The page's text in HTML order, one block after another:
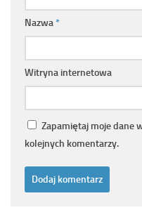
Nazwa*
Witryna internetowa
Zapamiętaj moje dane
kolejnych komentarzy.